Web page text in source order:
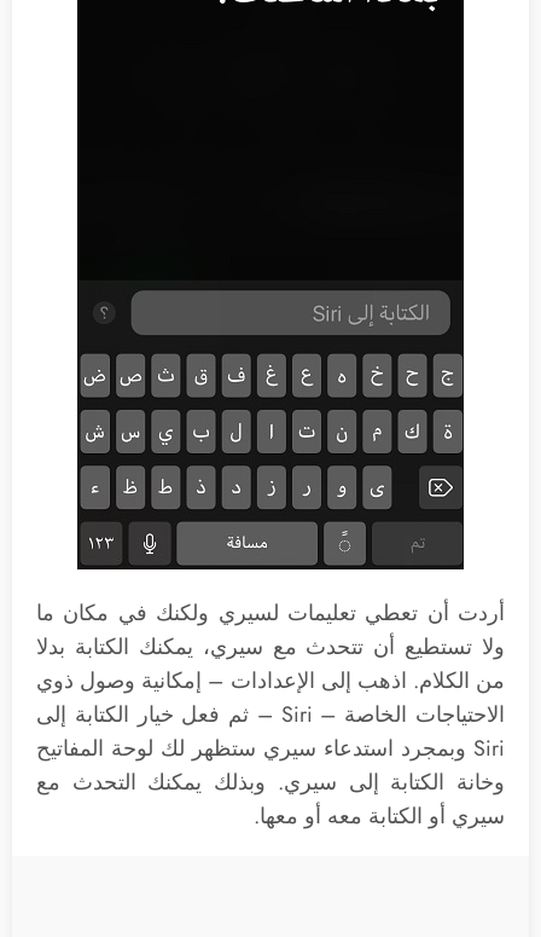
أردت أن تعطي تعليمات لسيري ولكنك في مكان ما
ولا تستطيع أن تتحدث مع سيري، يمكنك الكتابة بدلا
من الكلام. اذهب إلى الإعدادات – إمكانية وصول ذوي
الاحتياجات الخاصة – Siri – ثم فعل خيار الكتابة إلى
Siri وبمجرد استدعاء سيري ستظهر لك لوحة المفاتيح
وخانة الكتابة إلى سيري. وبذلك يمكنك التحدث مع
سيري أو الكتابة معه أو معها.